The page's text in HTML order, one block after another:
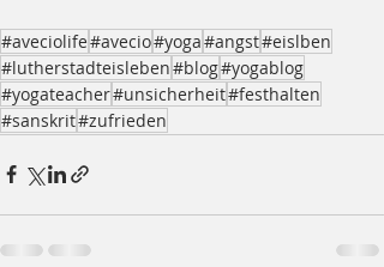
#aveciolife#avecio#yoga#angst#eislben
#lutherstadteisleben#blog#yogablog
#yogateacher#unsicherheit#festhalten
#sanskrit#zufrieden